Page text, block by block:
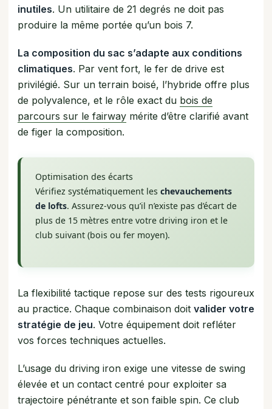
inutiles. Un utilitaire de 21 degrés ne doit pas
produire la même portée qu’un bois 7.
La composition du sac s’adapte aux conditions
climatiques. Par vent fort, le fer de drive est
privilégié. Sur un terrain boisé, l’hybride offre plus
de polyvalence, et le rôle exact du bois de
parcours sur le fairwaymérite d’être clarifié avant
de figer la composition.
Optimisation des écarts
Vérifiez systématiquement les chevauchements
de lofts. Assurez-vous qu’il n’existe pas d’écart de
plus de 15 mètres entre votre driving iron et le
club suivant (bois ou fer moyen).
La flexibilité tactique repose sur des tests rigoureux
au practice. Chaque combinaison doit valider votre
stratégie de jeu. Votre équipement doit refléter
vos forces techniques actuelles.
L’usage du driving iron exige une vitesse de swing
élevée et un contact centré pour exploiter sa
trajectoire pénétrante et son faible spin. Ce club